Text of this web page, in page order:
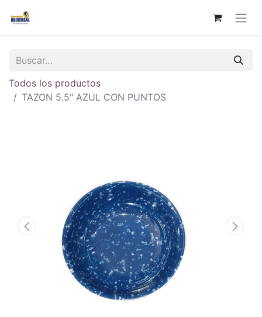
Todos los productos
TAZON 5.5" AZUL CON PUNTOS